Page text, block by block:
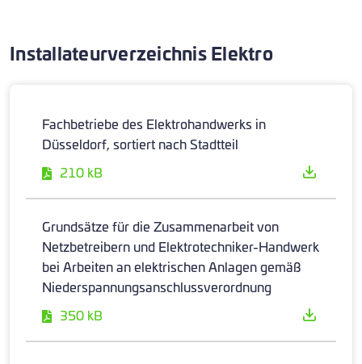
Installateurverzeichnis Elektro
Fachbetriebe des Elektrohandwerks in
Düsseldorf, sortiert nach Stadtteil
210 kB
Grundsätze für die Zusammenarbeit von
Netzbetreibern und Elektrotechniker-Handwerk
bei Arbeiten an elektrischen Anlagen gemäß
Niederspannungsanschlussverordnung
350 kB